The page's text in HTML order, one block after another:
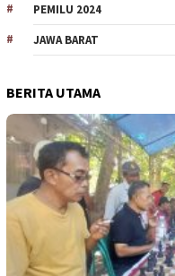
PEMILU 2024
JAWA BARAT
BERITA UTAMA